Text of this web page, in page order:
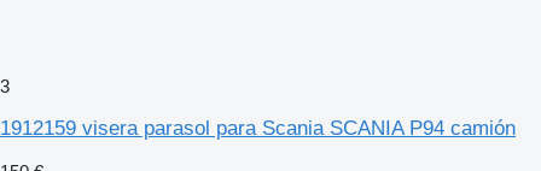
3
1912159 visera parasol para Scania SCANIA P94 camión